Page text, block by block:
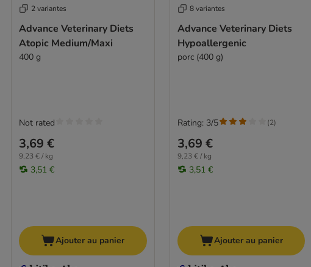
2 variantes
Advance Veterinary Diets
Atopic Medium/Maxi
400 g
3,69 €
9,23 € / kg
3,51 €
Not rated
Ajouter au panier
8 variantes
Advance Veterinary Diets
Hypoallergenic
porc (400 g)
3,69 €
9,23 € / kg
3,51 €
Rating: 3/5 (2)
Ajouter au panier